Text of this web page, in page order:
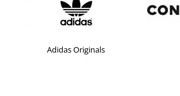
Adidas Originals